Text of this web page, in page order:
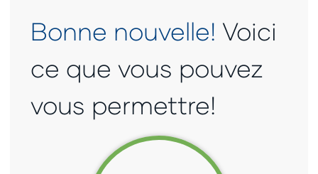
Bonne nouvelle! Voici
ce que vous pouvez
vous permettre!